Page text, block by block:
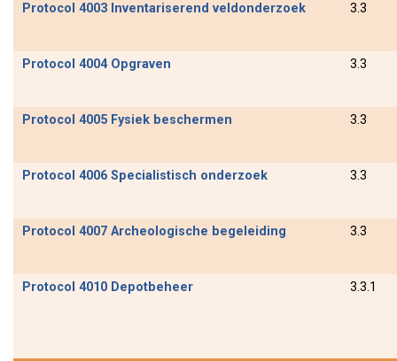
Protocol 4003 Inventariserend veldonderzoek 3.3
Protocol 4004 Opgraven 3.3
Protocol 4005 Fysiek beschermen 3.3
Protocol 4006 Specialistisch onderzoek 3.3
Protocol 4007 Archeologische begeleiding 3.3
Protocol 4010 Depotbeheer 3.3.1